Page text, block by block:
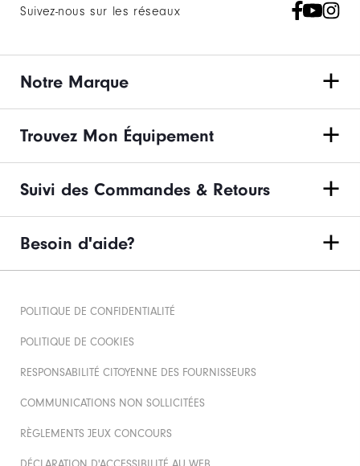
Suivez-nous sur les réseaux
Notre Marque
Trouvez Mon Équipement
Suivi des Commandes & Retours
Besoin d'aide?
POLITIQUE DE CONFIDENTIALITÉ
POLITIQUE DE COOKIES
RESPONSABILITÉ CITOYENNE DES FOURNISSEURS
COMMUNICATIONS NON SOLLICITÉES
RÈGLEMENTS JEUX CONCOURS